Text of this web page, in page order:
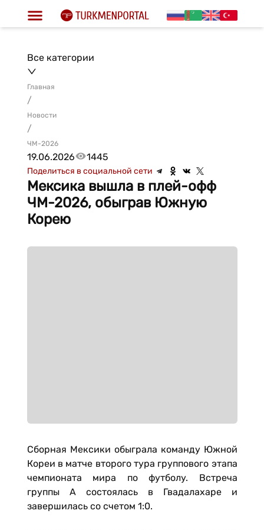
Все категории
Главная
/
Новости
/
ЧМ-2026
19.06.2026 1445
Поделиться в социальной сети
Мексика вышла в плей-офф
ЧМ-2026, обыграв Южную
Корею
Сборная Мексики обыграла команду Южной
Кореи в матче второго тура группового этапа
чемпионата мира по футболу. Встреча
группы A состоялась в Гвадалахаре и
завершилась со счетом 1:0.